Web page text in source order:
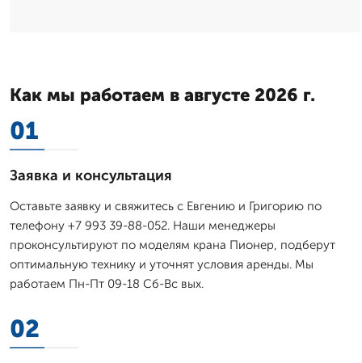
Как мы работаем в августе 2026 г.
01
Заявка и консультация
Оставьте заявку и свяжитесь с Евгению и Григорию по
телефону +7 993 39-88-052. Наши менеджеры
проконсультируют по моделям крана Пионер, подберут
оптимальную технику и уточнят условия аренды. Мы
работаем Пн-Пт 09-18 Сб-Вс вых.
02